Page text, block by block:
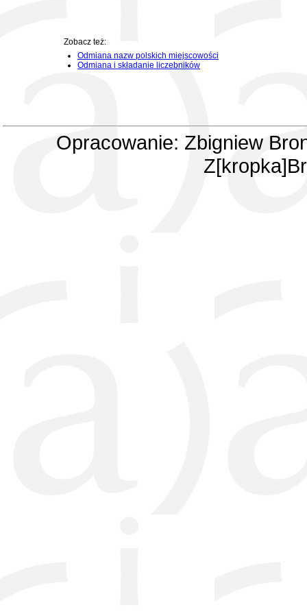
Zobacz też:
Odmiana nazw polskich miejscowości
Odmiana i składanie liczebników
Opracowanie: Zbigniew